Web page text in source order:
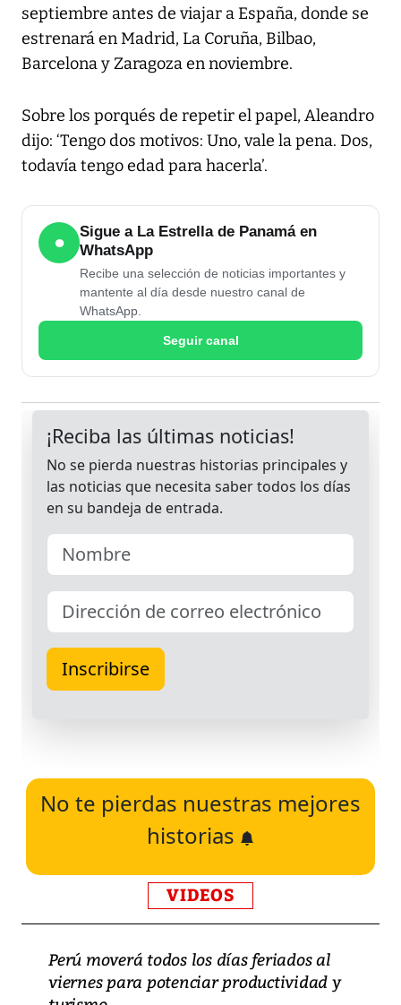
septiembre antes de viajar a España, donde se
estrenará en Madrid, La Coruña, Bilbao,
Barcelona y Zaragoza en noviembre.
Sobre los porqués de repetir el papel, Aleandro
dijo: ‘Tengo dos motivos: Uno, vale la pena. Dos,
todavía tengo edad para hacerla’.
●
Sigue a La Estrella de Panamá en
WhatsApp
Recibe una selección de noticias importantes y
mantente al día desde nuestro canal de
WhatsApp.
Seguir canal
No te pierdas nuestras mejores
historias
VIDEOS
Perú moverá todos los días feriados al
viernes para potenciar productividad y